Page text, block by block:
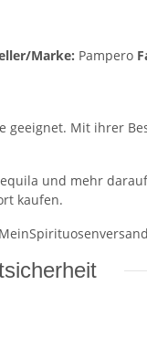
Marke: Pampero
geeignet. Mit ihrer
und mehr
kaufen.